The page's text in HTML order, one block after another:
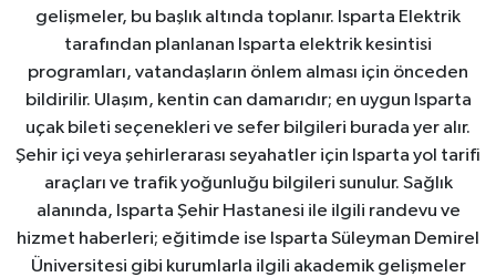
gelişmeler, bu başlık altında toplanır. Isparta Elektrik
tarafından planlanan Isparta elektrik kesintisi
programları, vatandaşların önlem alması için önceden
bildirilir. Ulaşım, kentin can damarıdır; en uygun Isparta
uçak bileti seçenekleri ve sefer bilgileri burada yer alır.
Şehir içi veya şehirlerarası seyahatler için Isparta yol tarifi
araçları ve trafik yoğunluğu bilgileri sunulur. Sağlık
alanında, Isparta Şehir Hastanesi ile ilgili randevu ve
hizmet haberleri; eğitimde ise Isparta Süleyman Demirel
Üniversitesi gibi kurumlarla ilgili akademik gelişmeler